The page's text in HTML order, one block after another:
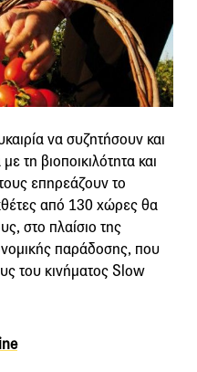
να συζητήσουν και
τη βιοποικιλότητα και
επηρεάζουν το
από 130 χώρες θα
στο πλαίσιο της
παράδοσης, που
του κινήματος Slow